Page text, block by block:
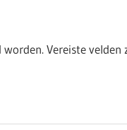
worden.Vereiste velden